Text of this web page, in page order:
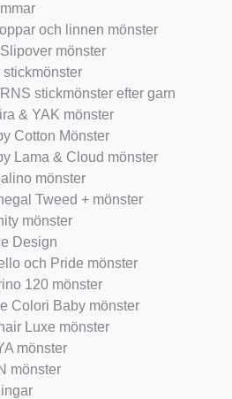
och linnen mönster
mönster
stickmönster
stickmönster efter garn
& YAK mönster
Cotton Mönster
Lama & Cloud mönster
mönster
Tweed + mönster
mönster
Design
och Pride mönster
120 mönster
Colori Baby mönster
Luxe mönster
mönster
mönster